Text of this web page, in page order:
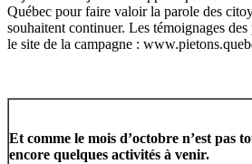
Québec pour faire valoir la parole des
souhaitent continuer. Les témoignages
le site de la campagne :
Et comme le mois d’octobre n’est pas
encore quelques activités à venir.